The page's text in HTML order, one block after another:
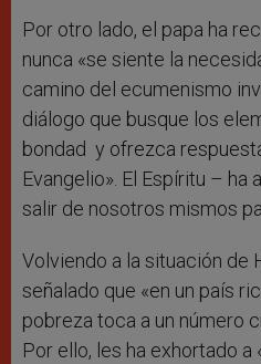
Por otro lado, el papa ha
nunca «se siente la
camino del ecumenismo
diálogo que busque los
bondad y ofrezca
Evangelio». El Espíritu – ha
salir de nosotros mismos
Volviendo a la situación de
señalado que «en un país
pobreza toca a un número
Por ello, les ha exhortado a